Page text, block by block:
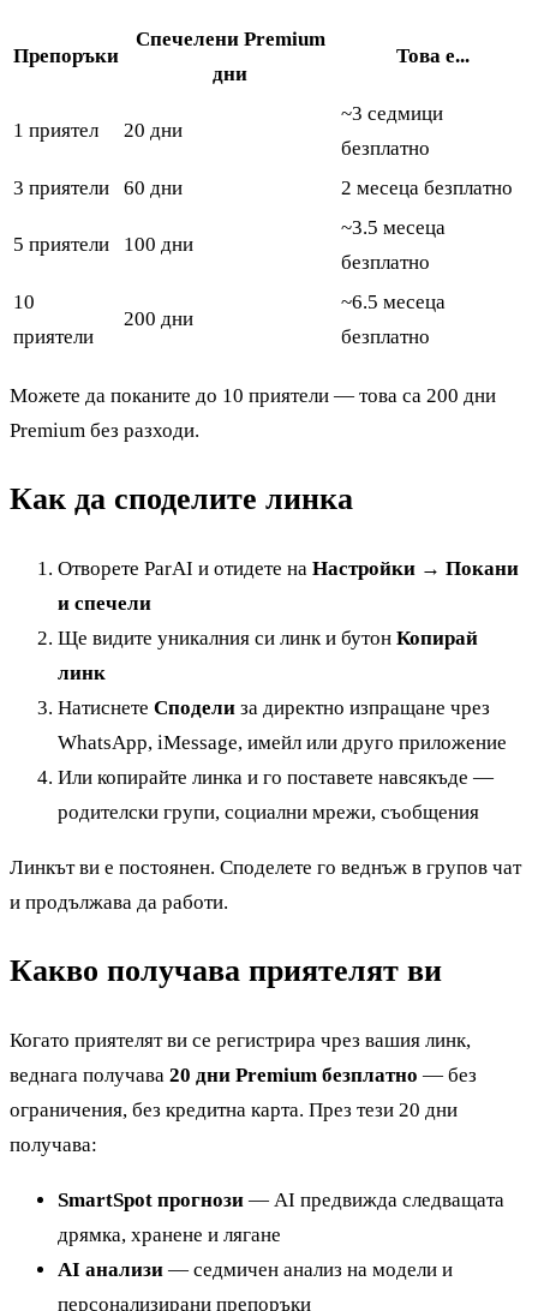
Препоръки
Спечелени Premium
дни
Това е...
1 приятел 20 дни
~3 седмици
безплатно
3 приятели
60 дни 2 месеца безплатно
5 приятели 100 дни
~3.5 месеца
безплатно
10
приятели
200 дни
~6.5 месеца
безплатно
Можете да поканите до 10 приятели — това са 200 дни
Premium без разходи.
Как да споделите линка
Отворете ParAI и отидете на Настройки → Покани
и спечели
Ще видите уникалния си линк и бутон Копирай
линк
Натиснете Сподели за директно изпращане чрез
WhatsApp, iMessage, имейл или друго приложение
Или копирайте линка и го поставете навсякъде —
родителски групи, социални мрежи, съобщения
Линкът ви е постоянен. Споделете го веднъж в групов чат
и продължава да работи.
Какво получава приятелят ви
Когато приятелят ви се регистрира чрез вашия линк,
веднага получава 20 дни Premium безплатно — без
ограничения, без кредитна карта. През тези 20 дни
получава:
SmartSpot прогнози — AI предвижда следващата
дрямка, хранене и лягане
AI анализи — седмичен анализ на модели и
персонализирани препоръки